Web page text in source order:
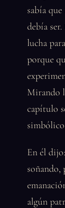
sabía
debía
lucha
porque
Mirando
capítulo
En él
soñando,
algún